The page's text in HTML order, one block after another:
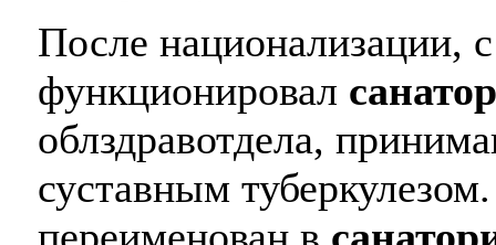
После национализации,
функционировал
облздравотдела,
суставным